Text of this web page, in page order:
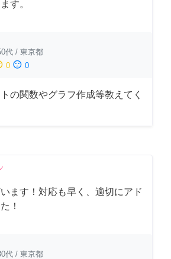
す。
代 / 東京都
0 sentiment_dissatisfied 0
の関数やグラフ作成等教えてく
ます！対応も早く、適切にアド
！
代 / 東京都